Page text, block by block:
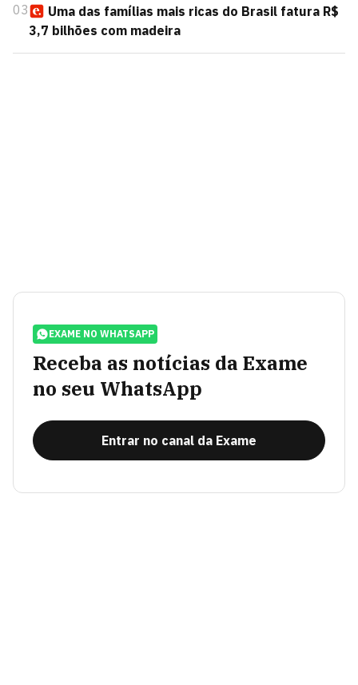
03
Uma das famílias mais ricas do Brasil fatura R$
3,7 bilhões com madeira
EXAME NO WHATSAPP
Receba as notícias da Exame
no seu WhatsApp
Entrar no canal da Exame